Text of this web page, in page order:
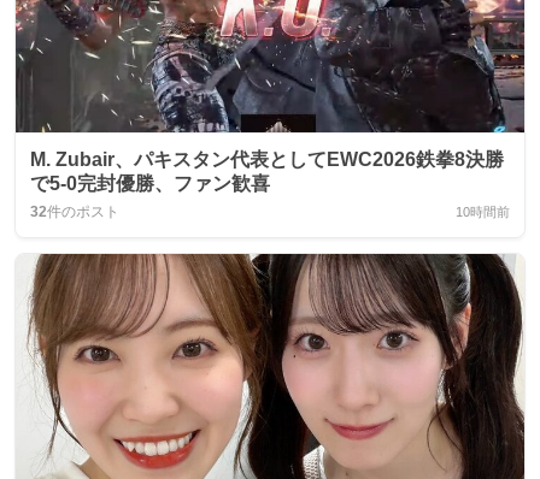
M. Zubair、パキスタン代表としてEWC2026鉄拳8決勝
で5-0完封優勝、ファン歓喜
32件のポスト 10時間前